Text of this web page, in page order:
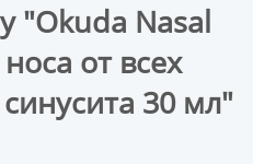
"Okuda Nasal
от всех
30 мл"